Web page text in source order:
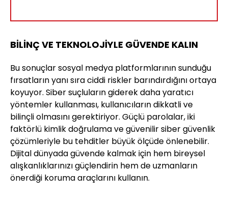
BİLİNÇ VE TEKNOLOJİYLE GÜVENDE KALIN
Bu sonuçlar sosyal medya platformlarının sunduğu
fırsatların yanı sıra ciddi riskler barındırdığını ortaya
koyuyor. Siber suçluların giderek daha yaratıcı
yöntemler kullanması, kullanıcıların dikkatli ve
bilinçli olmasını gerektiriyor. Güçlü parolalar, iki
faktörlü kimlik doğrulama ve güvenilir siber güvenlik
çözümleriyle bu tehditler büyük ölçüde önlenebilir.
Dijital dünyada güvende kalmak için hem bireysel
alışkanlıklarınızı güçlendirin hem de uzmanların
önerdiği koruma araçlarını kullanın.